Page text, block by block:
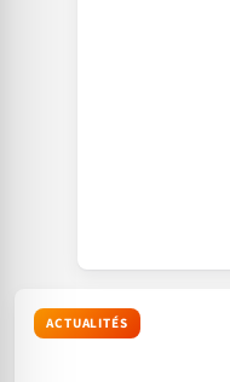
ACTUALITÉS